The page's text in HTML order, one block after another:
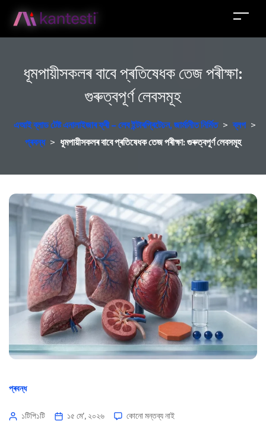
ধূমপায়ীসকলৰ বাবে প্ৰতিষেধক তেজ পৰীক্ষা:
গুৰুত্বপূৰ্ণ লেবসমূহ
এআই ব্লাড টেষ্ট এনালাইজাৰ ফ্ৰী – লেব ইন্টাৰপ্ৰিটেচন, জাৰ্মানীত নিৰ্মিত > ব্লগ >
প্ৰবন্ধ > ধূমপায়ীসকলৰ বাবে প্ৰতিষেধক তেজ পৰীক্ষা: গুৰুত্বপূৰ্ণ লেবসমূহ
প্ৰবন্ধ
১টিপি১টি ১৫ মে’, ২০২৬ কোনো মন্তব্য নাই